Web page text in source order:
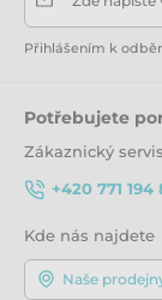
Přihlášením k
Potřebujete
Zákaznický
+420 771 194
Kde nás najdete
Naše